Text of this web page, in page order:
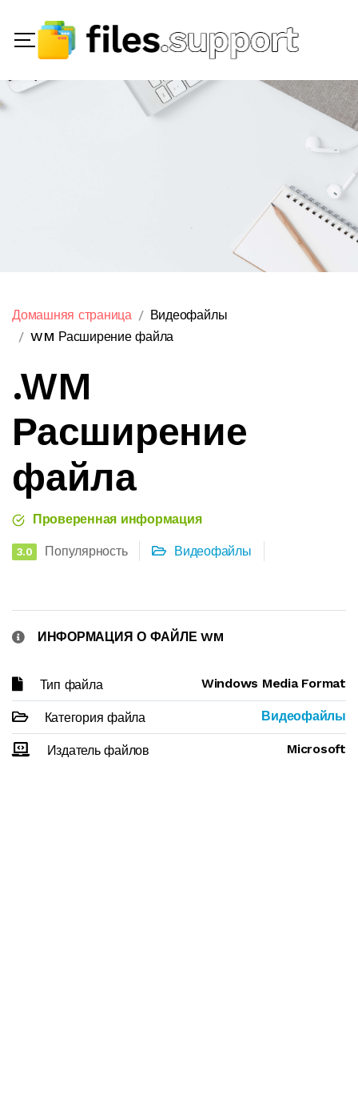
Домашняя страница
Видеофайлы
WM Расширение файла
.WM
Расширение
файла
Проверенная информация
3.0 Популярность Видеофайлы
ИНФОРМАЦИЯ О ФАЙЛЕ WM
Тип файла Windows Media Format
Категория файла Видеофайлы
Издатель файлов Microsoft